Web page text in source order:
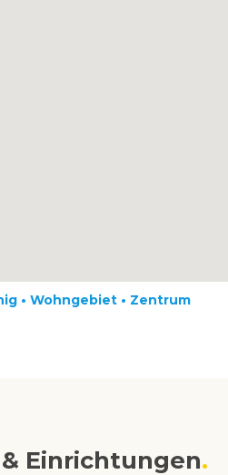
• Wohngebiet • Zentrum
Einrichtungen